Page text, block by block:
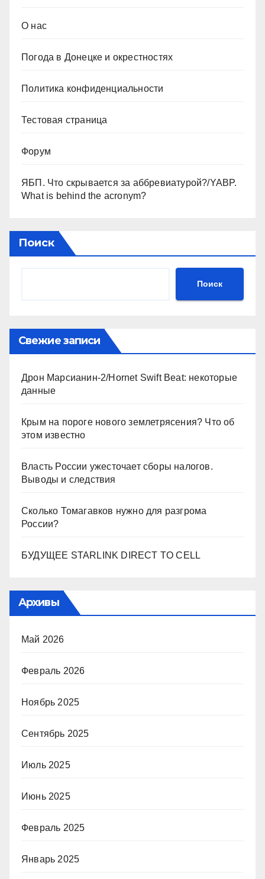
О нас
Погода в Донецке и окрестностях
Политика конфиденциальности
Тестовая страница
Форум
ЯБП. Что скрывается за аббревиатурой?/YABP.
What is behind the acronym?
Поиск
Поиск
Свежие записи
Дрон Марсианин-2/Hornet Swift Beat: некоторые
данные
Крым на пороге нового землетрясения? Что об
этом известно
Власть России ужесточает сборы налогов.
Выводы и следствия
Сколько Томагавков нужно для разгрома
России?
БУДУЩЕЕ STARLINK DIRECT TO CELL
Архивы
Май 2026
Февраль 2026
Ноябрь 2025
Сентябрь 2025
Июль 2025
Июнь 2025
Февраль 2025
Январь 2025